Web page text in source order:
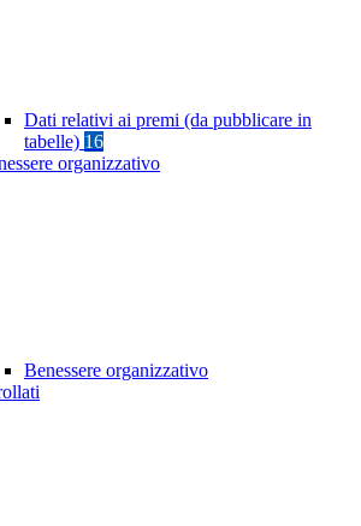
Dati relativi ai premi (da pubblicare in
tabelle) 16
organizzativo
Benessere organizzativo